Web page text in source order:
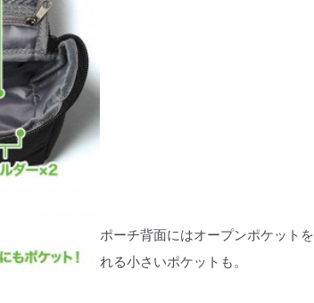
ポーチ背面にはオープンポケット
れる小さいポケットも。